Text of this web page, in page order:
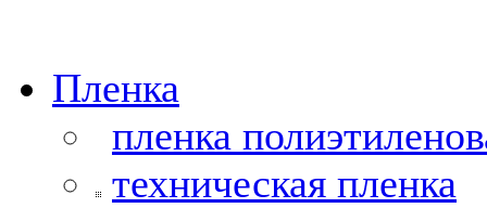
Пленка
пленка
техническая пленка